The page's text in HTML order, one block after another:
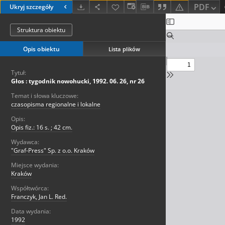
Ukryj szczegóły PDF
Struktura obiektu
Opis obiektu Lista plików
Tytuł:
Głos : tygodnik nowohucki, 1992. 06. 26, nr 26
Temat i słowa kluczowe:
czasopisma regionalne i lokalne
Opis:
Opis fiz.: 16 s. ; 42 cm.
Wydawca:
"Graf-Press" Sp. z o.o. Kraków
Miejsce wydania:
Kraków
Współtwórca:
Franczyk, Jan L. Red.
Data wydania:
1992